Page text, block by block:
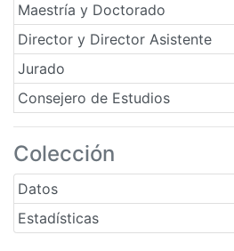
Maestría y Doctorado
Director y Director Asistente
Jurado
Consejero de Estudios
Colección
Datos
Estadísticas